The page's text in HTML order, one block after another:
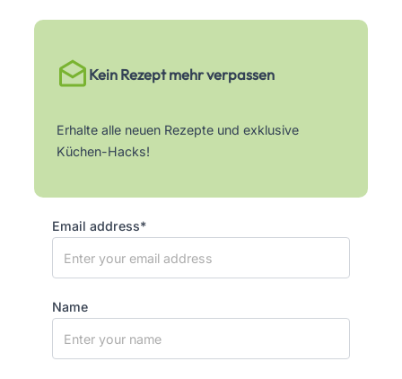
Kein Rezept mehr verpassen
Erhalte alle neuen Rezepte und exklusive
Küchen-Hacks!
Email address*
Name